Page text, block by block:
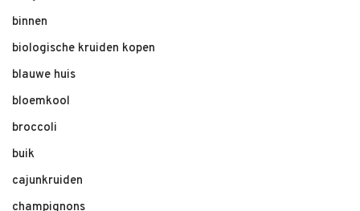
binnen
biologische kruiden kopen
blauwe huis
bloemkool
broccoli
buik
cajunkruiden
champignons